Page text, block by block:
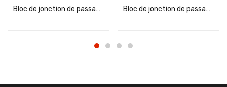
Bloc de jonction de passage à vis Viking3 avec 1 jonction 1 entrée 1 sortie section 2,5mm² – pas 5mm – gris Bloc de jonction de passage à vis Viking3 avec 1 jonction 1 entrée 1 sortie section 4mm² – pas 6mm – gris